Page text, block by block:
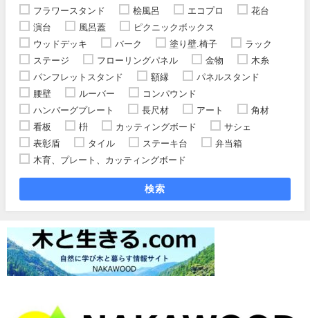
フラワースタンド
桧風呂 エコプロ
花台
演台
風呂蓋
ピクニックボックス
ウッドデッキ
バーク 塗り壁.椅子
ラック
ステージ
フローリングパネル 金物
木糸
パンフレットスタンド
額縁
パネルスタンド
腰壁
ルーバー
コンパウンド
ハンバーグプレート
長尺材 アート
角材
看板
枡 カッティングボード
サシェ
表彰盾
タイル ステーキ台
弁当箱
木育、プレート、カッティングボード
検索